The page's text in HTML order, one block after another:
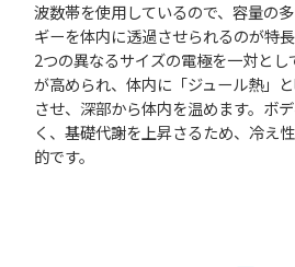
波数帯を使用しているので、容量の
ギーを体内に透過させられるのが特長
2つの異なるサイズの電極を一対と
が高められ、体内に「ジュール熱」
させ、深部から体内を温めます。ボ
く、基礎代謝を上昇さるため、冷え
的です。